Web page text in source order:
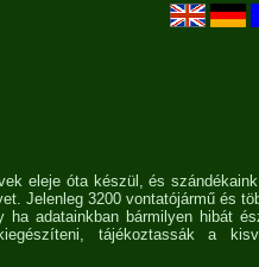
eleje óta készül, és
Jelenleg 3200 vontatójármű és
adatainkban bármilyen hibát
tájékoztassák a